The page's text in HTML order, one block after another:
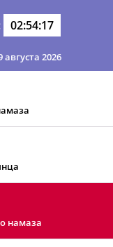
02:54:17
августа 2026
намаза